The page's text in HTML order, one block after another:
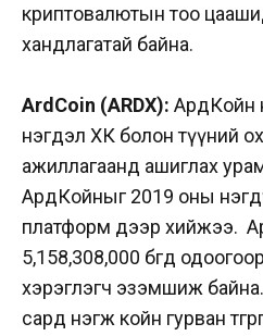
криптовалютын тоо
хандлагатай байна.
ArdCoin (ARDX): АрдКойн
нэгдэл ХК болон түүний
ажиллагаанд ашиглах
АрдКойныг 2019 оны
платформ дээр хийжээ.
5,158,308,000 бөгөөд о
хэрэглэгч эзэмшиж байна.
сард нэгж койн гурван